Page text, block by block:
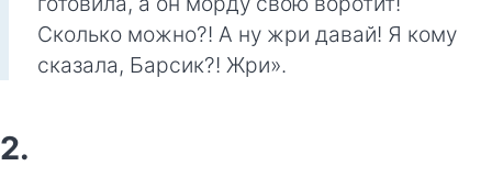
Сколько можно?! А ну жри давай! Я кому
сказала, Барсик?! Жри».
2.